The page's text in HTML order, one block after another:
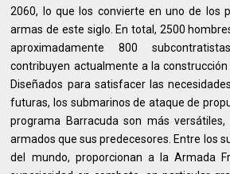
2060, lo que los convierte en uno de los
armas de este siglo. En total, 2500
aproximadamente 800
contribuyen actualmente a la construcción
Diseñados para satisfacer las
futuras, los submarinos de ataque de
programa Barracuda son más
armados que sus predecesores. Entre los
del mundo, proporcionan a la Armada